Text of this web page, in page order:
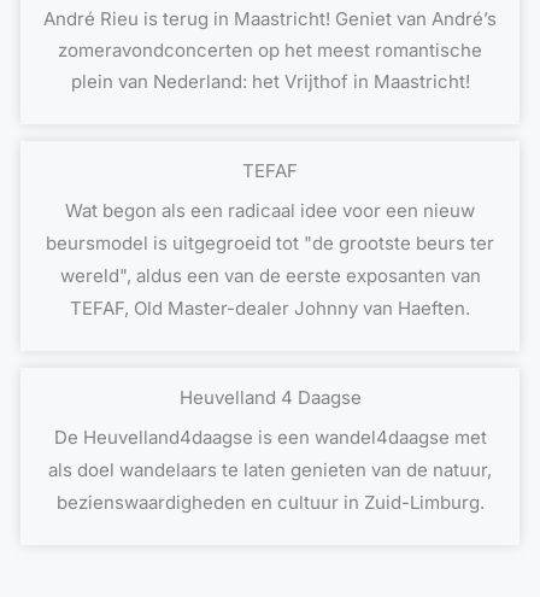
André Rieu is terug in Maastricht! Geniet van André’s
zomeravondconcerten op het meest romantische
plein van Nederland: het Vrijthof in Maastricht!
TEFAF
Wat begon als een radicaal idee voor een nieuw
beursmodel is uitgegroeid tot "de grootste beurs ter
wereld", aldus een van de eerste exposanten van
TEFAF, Old Master-dealer Johnny van Haeften.
Heuvelland 4 Daagse
De Heuvelland4daagse is een wandel4daagse met
als doel wandelaars te laten genieten van de natuur,
bezienswaardigheden en cultuur in Zuid-Limburg.